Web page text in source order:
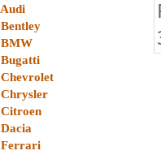
Audi
Bentley
BMW
Bugatti
Chevrolet
Chrysler
Citroen
Dacia
Ferrari